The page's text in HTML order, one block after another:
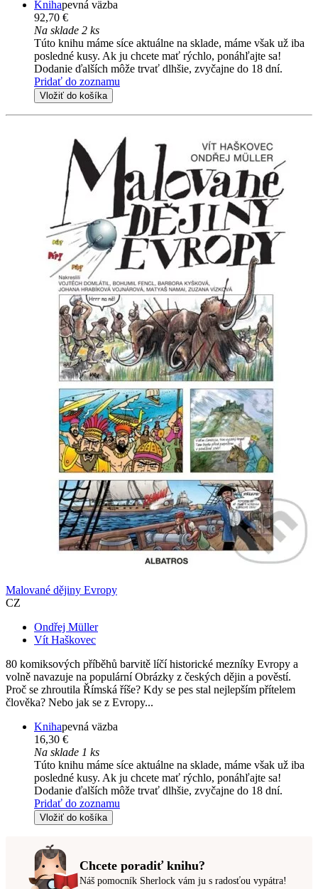
Knihapevná väzba
92,70 €
Na sklade 2 ks
Túto knihu máme síce aktuálne na sklade, máme však už iba
posledné kusy. Ak ju chcete mať rýchlo, ponáhľajte sa!
Dodanie ďalších môže trvať dlhšie, zvyčajne do 18 dní.
Pridať do zoznamu
Vložiť do košíka
Malované dějiny Evropy
CZ
Ondřej Müller
Vít Haškovec
80 komiksových příběhů barvitě líčí historické mezníky Evropy a
volně navazuje na populární Obrázky z českých dějin a pověstí.
Proč se zhroutila Římská říše? Kdy se pes stal nejlepším přítelem
člověka? Nebo jak se z Evropy...
Knihapevná väzba
16,30 €
Na sklade 1 ks
Túto knihu máme síce aktuálne na sklade, máme však už iba
posledné kusy. Ak ju chcete mať rýchlo, ponáhľajte sa!
Dodanie ďalších môže trvať dlhšie, zvyčajne do 18 dní.
Pridať do zoznamu
Vložiť do košíka
Chcete poradiť knihu?
Náš pomocník Sherlock vám ju s radosťou vypátra!